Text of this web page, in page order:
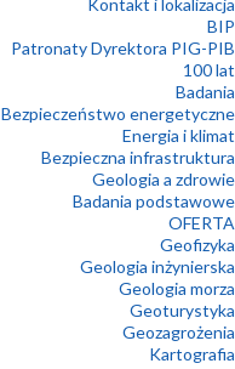
Kontakt i lokalizacja
BIP
Patronaty Dyrektora PIG-PIB
100 lat
Badania
Bezpieczeństwo energetyczne
Energia i klimat
Bezpieczna infrastruktura
Geologia a zdrowie
Badania podstawowe
OFERTA
Geofizyka
Geologia inżynierska
Geologia morza
Geoturystyka
Geozagrożenia
Kartografia